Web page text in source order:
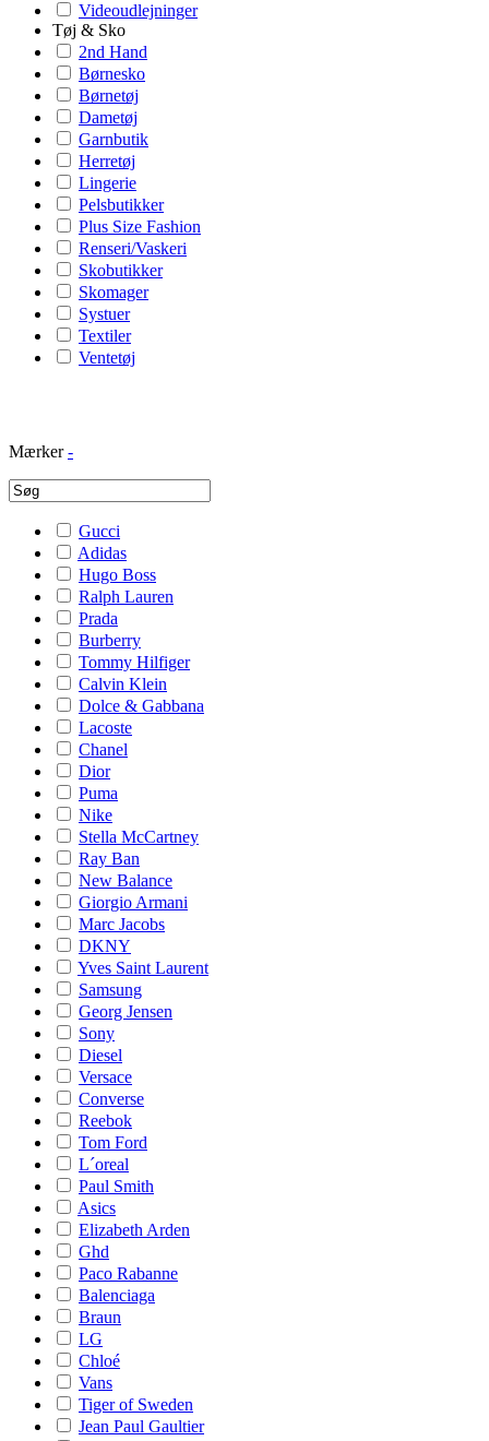
Videoudlejninger
Tøj & Sko
2nd Hand
Børnesko
Børnetøj
Dametøj
Garnbutik
Herretøj
Lingerie
Pelsbutikker
Plus Size Fashion
Renseri/Vaskeri
Skobutikker
Skomager
Systuer
Textiler
Ventetøj
Mærker -
Gucci
Adidas
Hugo Boss
Ralph Lauren
Prada
Burberry
Tommy Hilfiger
Calvin Klein
Dolce & Gabbana
Lacoste
Chanel
Dior
Puma
Nike
Stella McCartney
Ray Ban
New Balance
Giorgio Armani
Marc Jacobs
DKNY
Yves Saint Laurent
Samsung
Georg Jensen
Sony
Diesel
Versace
Converse
Reebok
Tom Ford
L´oreal
Paul Smith
Asics
Elizabeth Arden
Ghd
Paco Rabanne
Balenciaga
Braun
LG
Chloé
Vans
Tiger of Sweden
Jean Paul Gaultier